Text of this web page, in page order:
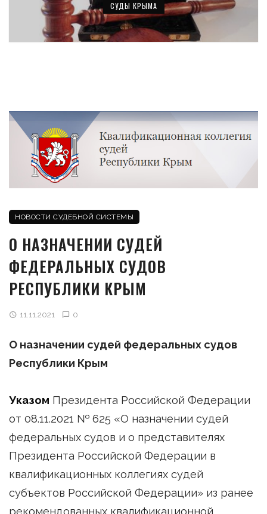
СУДЫ КРЫМА
НОВОСТИ СУДЕБНОЙ СИСТЕМЫ
О НАЗНАЧЕНИИ СУДЕЙ
ФЕДЕРАЛЬНЫХ СУДОВ
РЕСПУБЛИКИ КРЫМ
11.11.2021 0
О назначении судей федеральных судов
Республики Крым
Указом Президента Российской Федерации
от 08.11.2021 № 625 «О назначении судей
федеральных судов и о представителях
Президента Российской Федерации в
квалификационных коллегиях судей
субъектов Российской Федерации» из ранее
рекомендованных квалификационной